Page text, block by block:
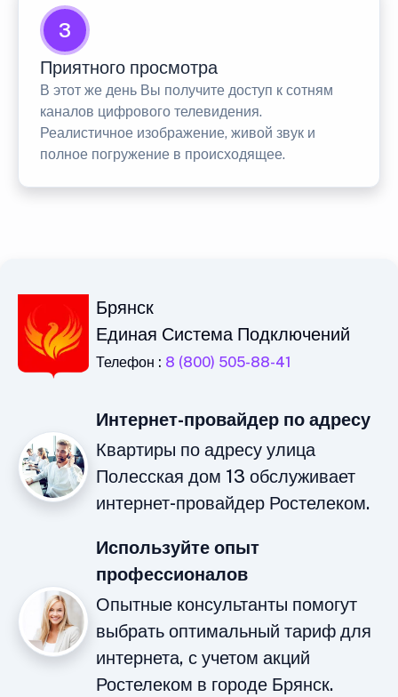
3
Приятного просмотра
В этот же день Вы получите доступ к сотням
каналов цифрового телевидения.
Реалистичное изображение, живой звук и
полное погружение в происходящее.
Брянск
Единая Система Подключений
Телефон : 8 (800) 505-88-41
Интернет-провайдер по адресу
Квартиры по адресу улица
Полесская дом 13 обслуживает
интернет-провайдер Ростелеком.
Используйте опыт
профессионалов
Опытные консультанты помогут
выбрать оптимальный тариф для
интернета, с учетом акций
Ростелеком в городе Брянск.